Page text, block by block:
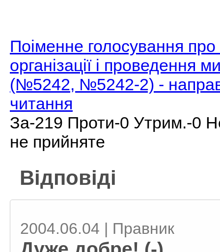
Поіменне голосування
організації і проведення
(№5242, №5242-2) -
читання
За-219 Проти-0 Утрим.-0
не прийняте
Відповіді
2004.06.04 | Правник